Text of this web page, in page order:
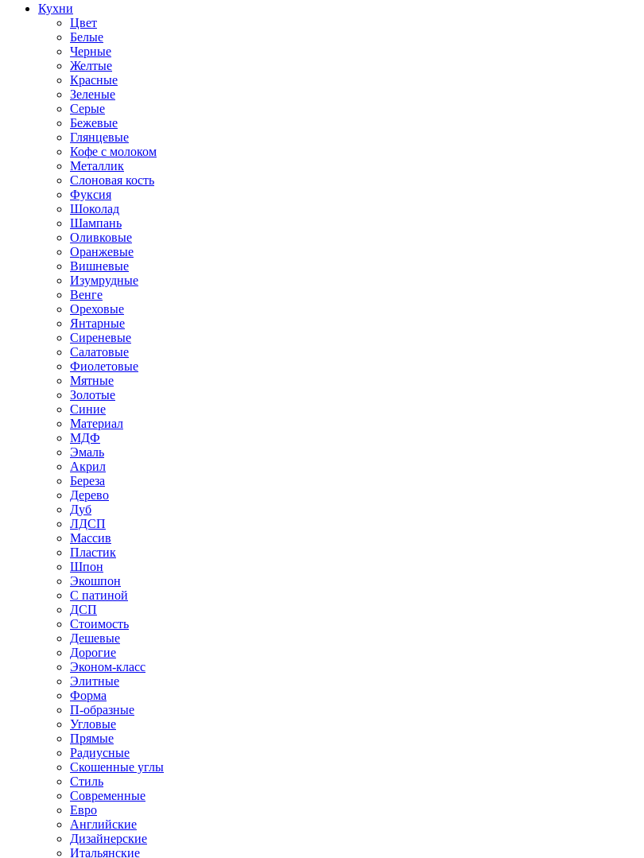
Кухни
Цвет
Белые
Черные
Желтые
Красные
Зеленые
Серые
Бежевые
Глянцевые
Кофе с молоком
Металлик
Слоновая кость
Фуксия
Шоколад
Шампань
Оливковые
Оранжевые
Вишневые
Изумрудные
Венге
Ореховые
Янтарные
Сиреневые
Салатовые
Фиолетовые
Мятные
Золотые
Синие
Материал
МДФ
Эмаль
Акрил
Береза
Дерево
Дуб
ЛДСП
Массив
Пластик
Шпон
Экошпон
С патиной
ДСП
Стоимость
Дешевые
Дорогие
Эконом-класс
Элитные
Форма
П-образные
Угловые
Прямые
Радиусные
Скошенные углы
Стиль
Современные
Евро
Английские
Дизайнерские
Итальянские